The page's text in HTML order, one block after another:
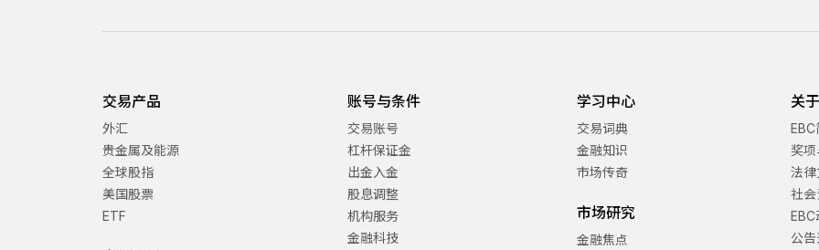
交易产品
外汇
贵金属及能源
全球股指
美国股票
ETF
账号与条件
交易账号
杠杆保证金
出金入金
股息调整
机构服务
金融科技
学习中心
交易词典
金融知识
市场传奇
市场研究
金融焦点
关
奖
法
社
公